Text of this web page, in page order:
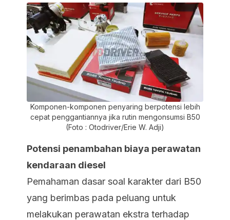
Komponen-komponen penyaring berpotensi lebih
cepat penggantiannya jika rutin mengonsumsi B50
(Foto : Otodriver/Erie W. Adji)
Potensi penambahan biaya perawatan
kendaraan diesel
Pemahaman dasar soal karakter dari B50
yang berimbas pada peluang untuk
melakukan perawatan ekstra terhadap